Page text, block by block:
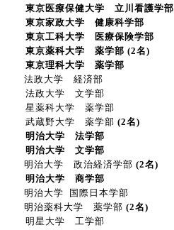
東京医療保健大学 立川看護学部
東京家政大学 健康科学部
東京工科大学 医療保険学部
東京薬科大学 薬学部 (2名)
東京理科大学 薬学部
法政大学 経済部
法政大学 文学部
星薬科大学 薬学部
武蔵野大学 薬学部 (2名)
明治大学 法学部
明治大学 文学部
明治大学 政治経済学部 (2名)
明治大学 商学部
明治大学 国際日本学部
明治薬科大学 薬学部 (2名)
明星大学 工学部